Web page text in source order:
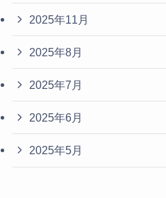
2025年11月
2025年8月
2025年7月
2025年6月
2025年5月